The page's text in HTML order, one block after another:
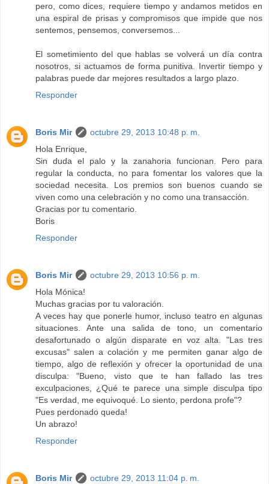
pero, como dices, requiere tiempo y andamos metidos en
una espiral de prisas y compromisos que impide que nos
sentemos, pensemos, conversemos...
El sometimiento del que hablas se volverá un día contra
nosotros, si actuamos de forma punitiva. Invertir tiempo y
palabras puede dar mejores resultados a largo plazo.
Responder
Boris Mir
octubre 29, 2013 10:48 p. m.
Hola Enrique,
Sin duda el palo y la zanahoria funcionan. Pero para
regular la conducta, no para fomentar los valores que la
sociedad necesita. Los premios son buenos cuando se
viven como una celebración y no como una transacción.
Gracias por tu comentario.
Boris
Responder
Boris Mir
octubre 29, 2013 10:56 p. m.
Hola Mónica!
Muchas gracias por tu valoración.
A veces hay que ponerle humor, incluso teatro en algunas
situaciones. Ante una salida de tono, un comentario
desafortunado o algún disparate en voz alta. "Las tres
excusas" salen a colación y me permiten ganar algo de
tiempo, algo de reflexión y ofrecer la oportunidad de una
disculpa: "Bueno, visto que te han fallado las tres
exculpaciones, ¿Qué te parece una simple disculpa tipo
"Es verdad, me equivoqué. Lo siento, perdona profe"?
Pues perdonado queda!
Un abrazo!
Responder
Boris Mir
octubre 29, 2013 11:04 p. m.